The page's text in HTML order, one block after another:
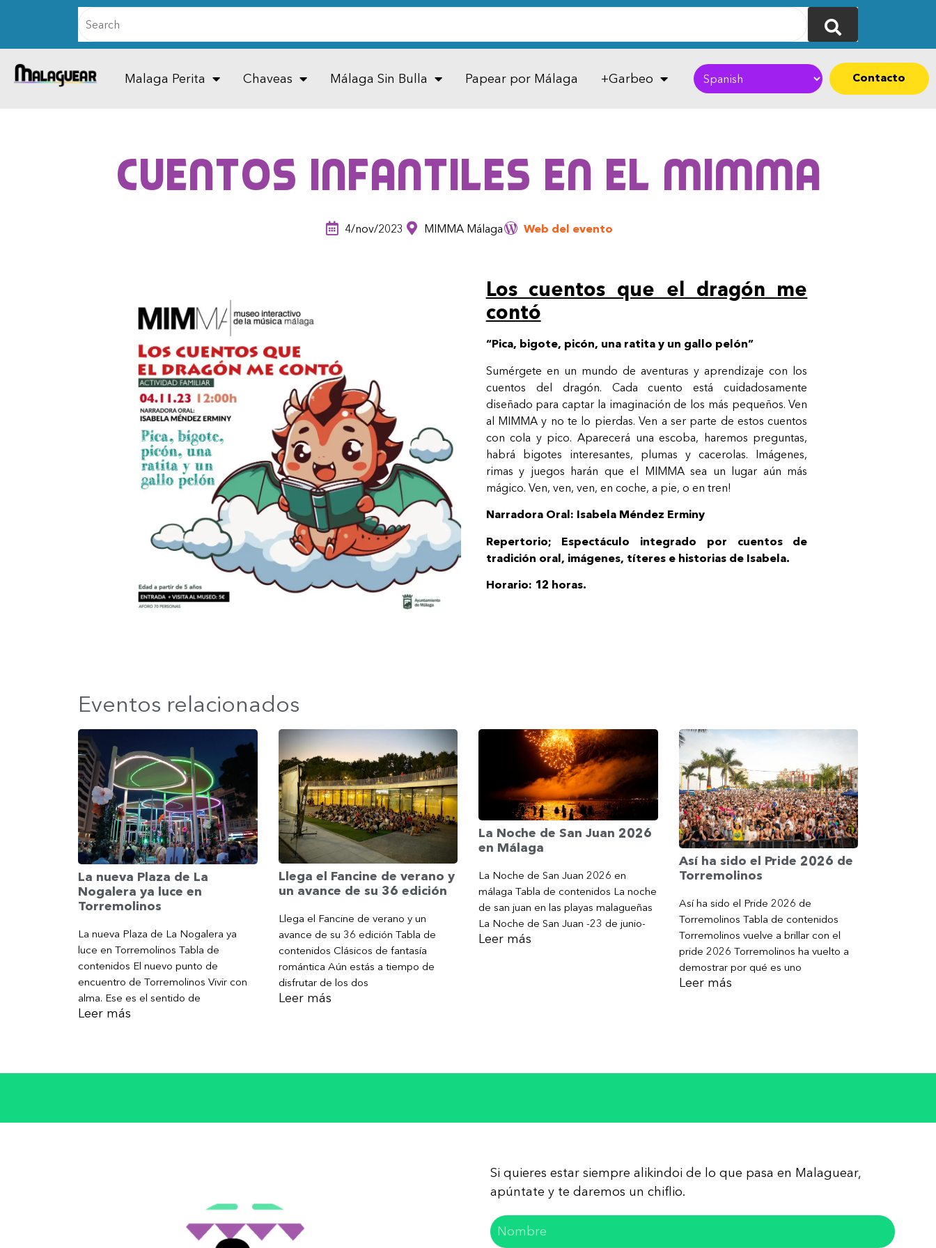
Malaga Perita Chaveas Málaga Sin Bulla Papear por Málaga +Garbeo Contacto
Cuentos infantiles en el MIMMA
4/nov/2023 MIMMA Málaga Web del evento
Los cuentos que el dragón me
contó
“Pica, bigote, picón, una ratita y un gallo pelón”
Sumérgete en un mundo de aventuras y aprendizaje con los
cuentos del dragón. Cada cuento está cuidadosamente
diseñado para captar la imaginación de los más pequeños. Ven
al MIMMA y no te lo pierdas. Ven a ser parte de estos cuentos
con cola y pico. Aparecerá una escoba, haremos preguntas,
habrá bigotes interesantes, plumas y cacerolas. Imágenes,
rimas y juegos harán que el MIMMA sea un lugar aún más
mágico. Ven, ven, ven, en coche, a pie, o en tren!
Narradora Oral: Isabela Méndez Erminy
Repertorio; Espectáculo integrado por cuentos de
tradición oral, imágenes, títeres e historias de Isabela.
Horario: 12 horas.
Eventos relacionados
La nueva Plaza de La
Nogalera ya luce en
Torremolinos
La nueva Plaza de La Nogalera ya
luce en Torremolinos Tabla de
contenidos El nuevo punto de
encuentro de Torremolinos Vivir con
alma. Ese es el sentido de
Leer más
Llega el Fancine de verano y
un avance de su 36 edición
Llega el Fancine de verano y un
avance de su 36 edición Tabla de
contenidos Clásicos de fantasía
romántica Aún estás a tiempo de
disfrutar de los dos
Leer más
La Noche de San Juan 2026
en Málaga
La Noche de San Juan 2026 en
málaga Tabla de contenidos La noche
de san juan en las playas malagueñas
La Noche de San Juan -23 de junio-
Leer más
Así ha sido el Pride 2026 de
Torremolinos
Así ha sido el Pride 2026 de
Torremolinos Tabla de contenidos
Torremolinos vuelve a brillar con el
pride 2026 Torremolinos ha vuelto a
demostrar por qué es uno
Leer más
Si quieres estar siempre alikindoi de lo que pasa en Malaguear,
apúntate y te daremos un chiflio.